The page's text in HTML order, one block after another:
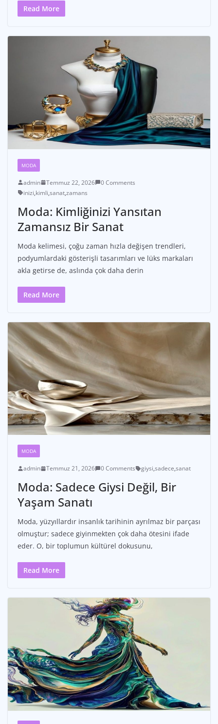
Read More
MODA
admin Temmuz 22, 2026
0 Comments
inizi,kimli,sanat,zamans
Moda: Kimliğinizi Yansıtan
Zamansız Bir Sanat
Moda kelimesi, çoğu zaman hızla değişen trendleri,
podyumlardaki gösterişli tasarımları ve lüks markaları
akla getirse de, aslında çok daha derin
Read More
MODA
admin Temmuz 21, 2026 0 Comments giysi,sadece,sanat
Moda: Sadece Giysi Değil, Bir
Yaşam Sanatı
Moda, yüzyıllardır insanlık tarihinin ayrılmaz bir parçası
olmuştur; sadece giyinmekten çok daha ötesini ifade
eder. O, bir toplumun kültürel dokusunu,
Read More